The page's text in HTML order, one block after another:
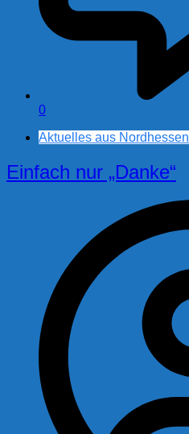
0
Aktuelles aus Nordhessen
Einfach nur „Danke“